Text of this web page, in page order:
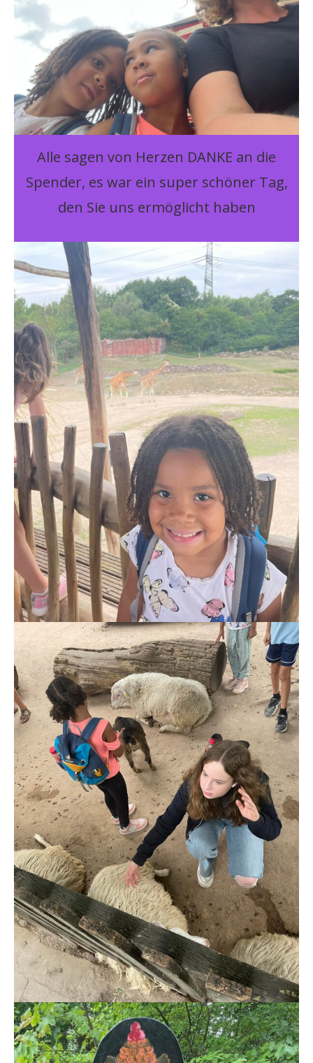
Alle sagen von Herzen DANKE an die
Spender, es war ein super schöner Tag,
den Sie uns ermöglicht haben